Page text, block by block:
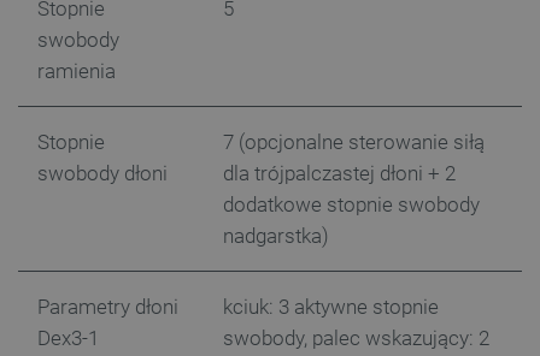
Stopnie
swobody
ramienia
5
Stopnie
swobody dłoni
7 (opcjonalne sterowanie siłą
dla trójpalczastej dłoni + 2
dodatkowe stopnie swobody
nadgarstka)
Parametry dłoni
Dex3-1
kciuk: 3 aktywne stopnie
swobody, palec wskazujący: 2